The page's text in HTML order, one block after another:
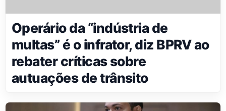
Operário da “indústria de
multas” é o infrator, diz BPRV ao
rebater críticas sobre
autuações de trânsito